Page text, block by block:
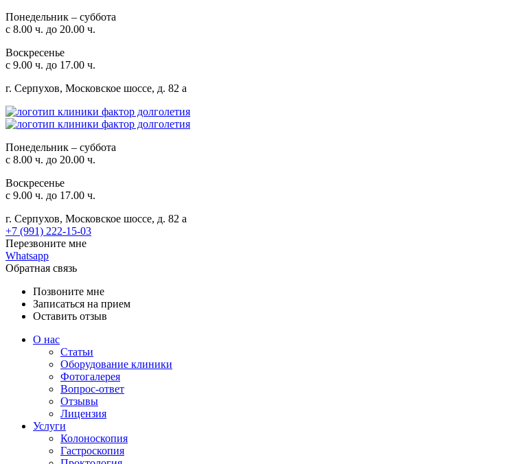
Понедельник – суббота
с 8.00 ч. до 20.00 ч.
Воскресенье
с 9.00 ч. до 17.00 ч.
г. Серпухов, Московское шоссе, д. 82 а
Понедельник – суббота
с 8.00 ч. до 20.00 ч.
Воскресенье
с 9.00 ч. до 17.00 ч.
г. Серпухов, Московское шоссе, д. 82 а
+7 (991) 222-15-03
Перезвоните мне
Whatsapp
Обратная связь
Позвоните мне
Записаться на прием
Оставить отзыв
О нас
Статьи
Оборудование клиники
Фотогалерея
Вопрос-ответ
Отзывы
Лицензия
Услуги
Колоноскопия
Гастроскопия